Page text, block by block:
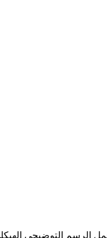
التوضيحي